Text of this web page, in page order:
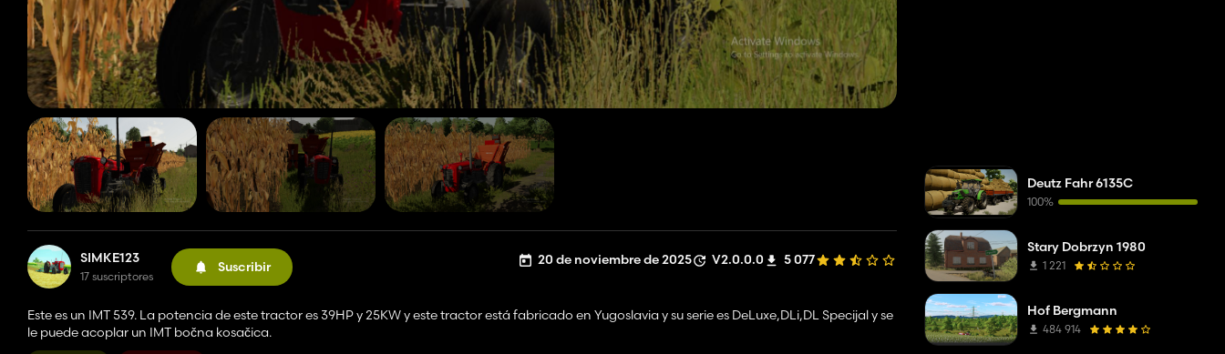
SIMKE123
17 suscriptores
Suscribir 20 de noviembre de 2025 V2.0.0.0 5 077
Este es un IMT 539. La potencia de este tractor es 39HP y 25KW y este tractor está fabricado en Yugoslavia y su serie es DeLuxe,DLi,DL Specijal y se
le puede acoplar un IMT bočna kosačica.
Deutz Fahr 6135C
100%
Stary Dobrzyn 1980
1 221
Hof Bergmann
484 914